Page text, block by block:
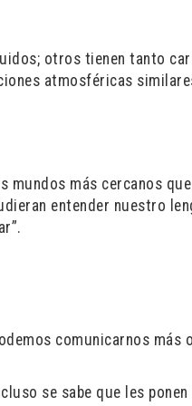
otros tienen tanto
atmosféricas
mundos más cercanos que
entender nuestro
comunicarnos más
se sabe que les ponen